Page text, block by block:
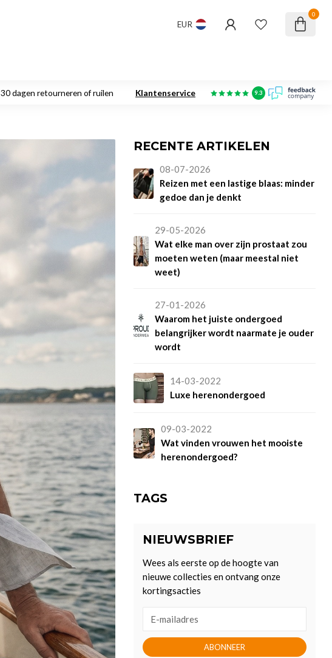
EUR
0
30 dagen retourneren of ruilen Klantenservice 9.3
RECENTE ARTIKELEN
08-07-2026
Reizen met een lastige blaas: minder
gedoe dan je denkt
29-05-2026
Wat elke man over zijn prostaat zou
moeten weten (maar meestal niet
weet)
27-01-2026
Waarom het juiste ondergoed
belangrijker wordt naarmate je ouder
wordt
14-03-2022
Luxe herenondergoed
09-03-2022
Wat vinden vrouwen het mooiste
herenondergoed?
TAGS
NIEUWSBRIEF
Wees als eerste op de hoogte van
nieuwe collecties en ontvang onze
kortingsacties
ABONNEER